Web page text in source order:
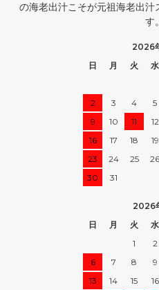
の海老出汁こそが元祖海老出
す。
2026
日
月 火 水
2
3 4 5
9
10 11 12
16
17 18 19
23
24 25 26
30
31
2026
日
月 火 水
1
2
6
7 8 9
13
14 15 16